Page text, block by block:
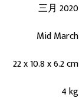
三月 2020
Mid March
22 x 10.8 x 6.2 cm
4 kg